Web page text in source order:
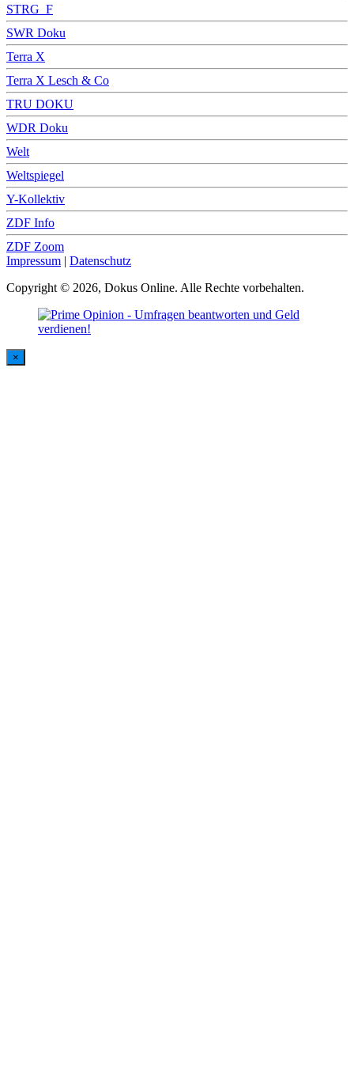
STRG_F
SWR Doku
Terra X
Terra X Lesch & Co
TRU DOKU
WDR Doku
Welt
Weltspiegel
Y-Kollektiv
ZDF Info
ZDF Zoom
Impressum | Datenschutz
Copyright © 2026, Dokus Online. Alle Rechte vorbehalten.
×